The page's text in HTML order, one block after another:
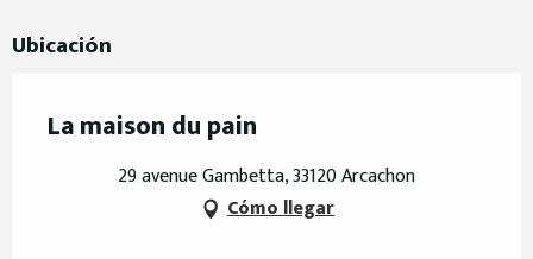
Ubicación
La maison du pain
29 avenue Gambetta, 33120 Arcachon
Cómo llegar